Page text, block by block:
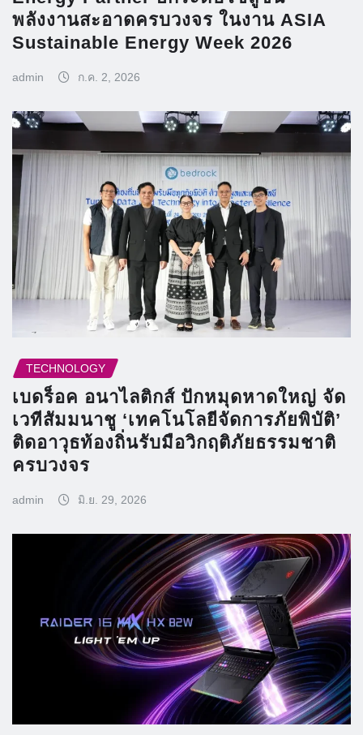
พลังงานสะอาดครบวงจร ในงาน ASIA
Sustainable Energy Week 2026
admin ก.ค. 2, 2026
TECHNOLOGY
เบดร็อค อนาไลติกส์ ปักหมุดหาดใหญ่ จัด
เวทีสัมมนาชู ‘เทคโนโลยีจัดการภัยพิบัติ’
ติดอาวุธท้องถิ่นรับมือวิกฤติภัยธรรมชาติ
ครบวงจร
admin มิ.ย. 29, 2026